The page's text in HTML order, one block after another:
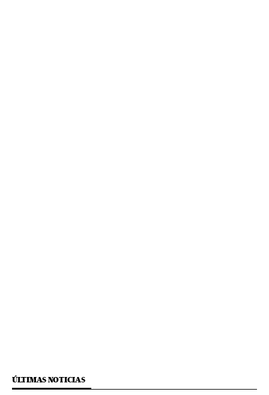
ÚLTIMAS NOTICIAS